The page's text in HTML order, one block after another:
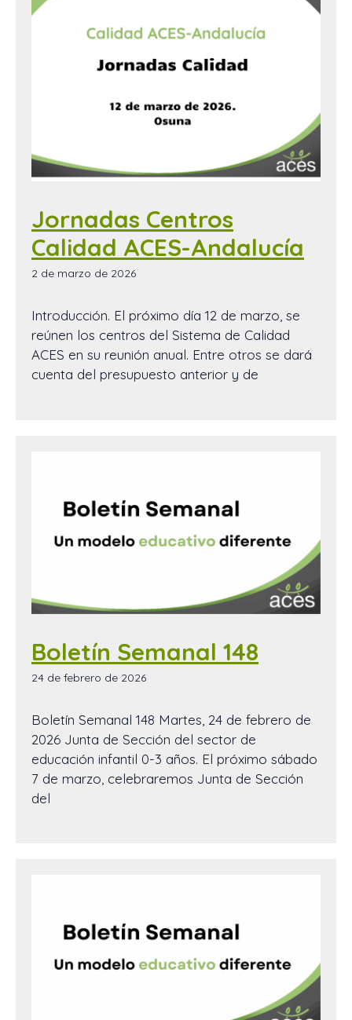
Jornadas Centros
Calidad ACES-Andalucía
2 de marzo de 2026
Introducción. El próximo día 12 de marzo, se
reúnen los centros del Sistema de Calidad
ACES en su reunión anual. Entre otros se dará
cuenta del presupuesto anterior y de
Boletín Semanal 148
24 de febrero de 2026
Boletín Semanal 148 Martes, 24 de febrero de
2026 Junta de Sección del sector de
educación infantil 0-3 años. El próximo sábado
7 de marzo, celebraremos Junta de Sección
del